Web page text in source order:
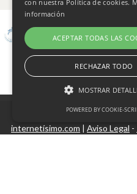
Copyright © 2026 Frutas
internetísimo.com | Aviso Legal -
con nuestra Política de cookies.
información
ACEPTAR TODAS LAS
RECHAZAR TODO
MOSTRAR
POWERED BY COOKIE-